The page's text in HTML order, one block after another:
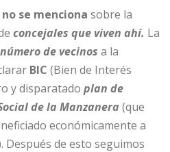
se menciona sobre la
concejales que viven ahí. La
número de vecinos a la
BIC (Bien de Interés
y disparatado plan de
de la Manzanera (que
económicamente a
Después de esto seguimos